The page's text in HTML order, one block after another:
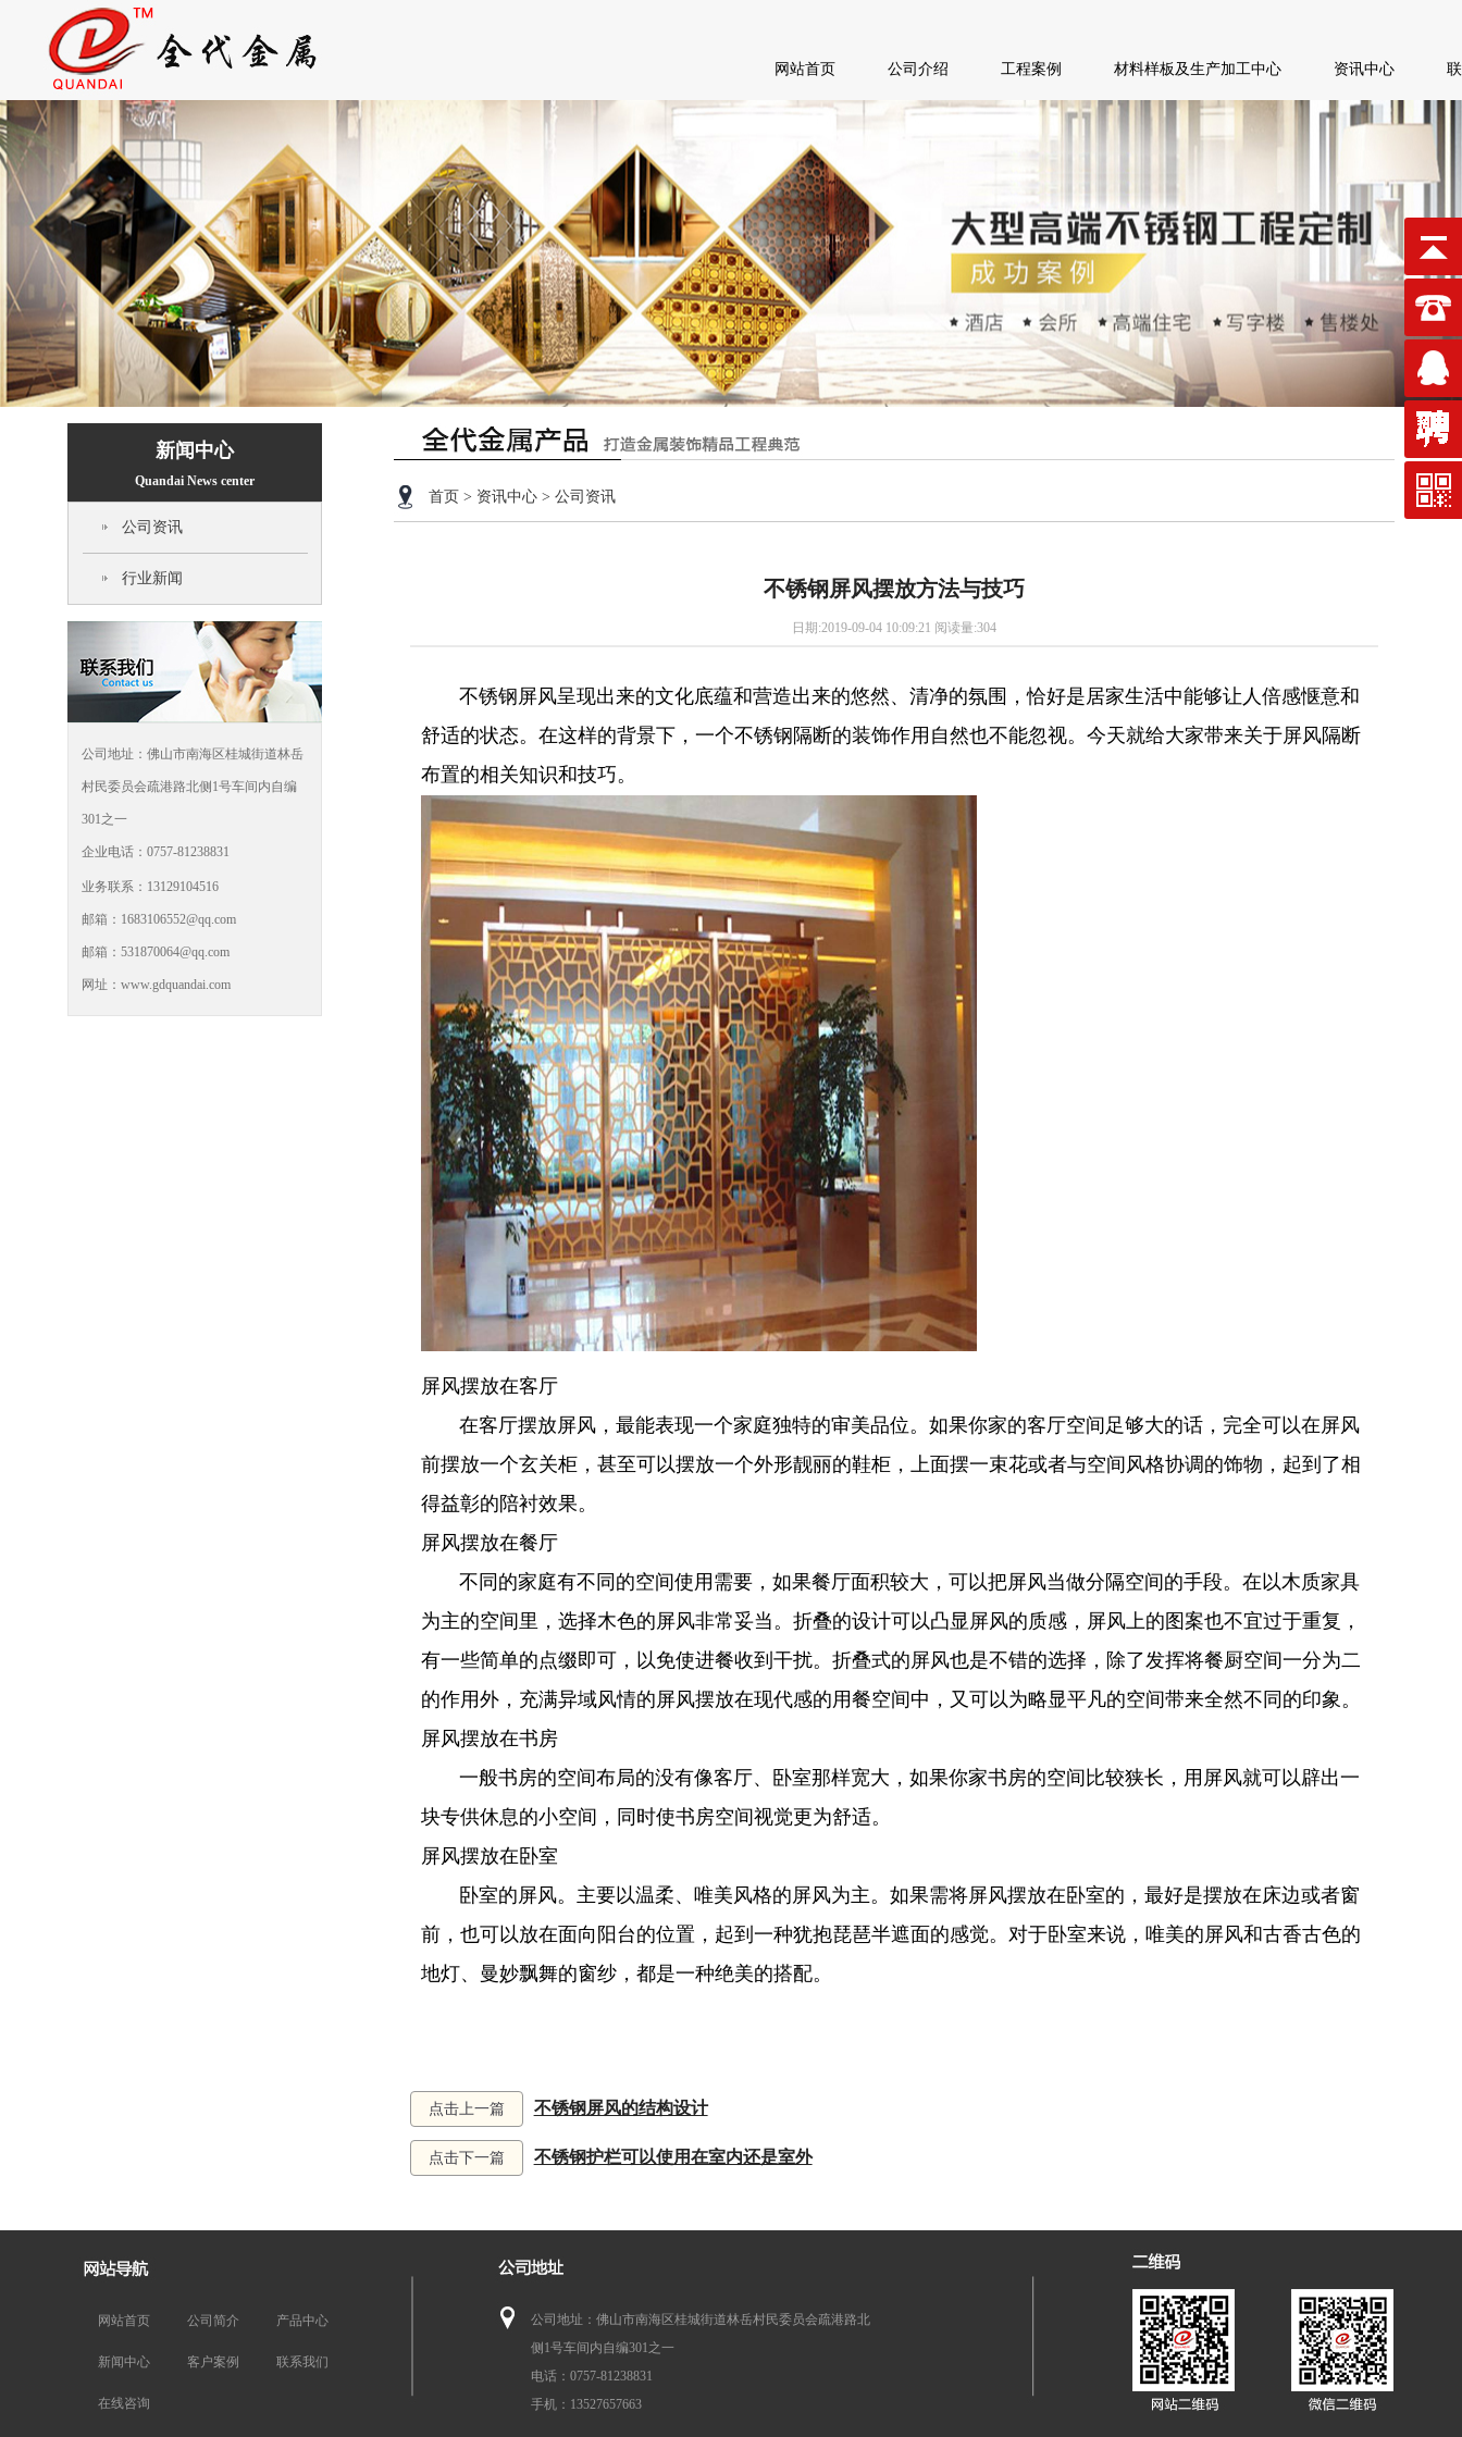
网站首页 公司介绍 工程案例 材料样板及生产加工中心 资讯中心
新闻中心
Quandai News center
公司资讯
行业新闻
公司地址：佛山市南海区桂城街道林岳
村民委员会疏港路北侧1号车间内自编
301之一
企业电话：0757-81238831
业务联系：13129104516
邮箱：1683106552@qq.com
邮箱：531870064@qq.com
网址：www.gdquandai.com
首页 > 资讯中心 > 公司资讯
不锈钢屏风摆放方法与技巧
日期:2019-09-04 10:09:21 阅读量:304
不锈钢屏风呈现出来的文化底蕴和营造出来的悠然、清净的氛围，恰好是居家生活中能够让人倍感惬意和
舒适的状态。在这样的背景下，一个不锈钢隔断的装饰作用自然也不能忽视。今天就给大家带来关于屏风隔断
布置的相关知识和技巧。
屏风摆放在客厅
在客厅摆放屏风，最能表现一个家庭独特的审美品位。如果你家的客厅空间足够大的话，完全可以在屏风
前摆放一个玄关柜，甚至可以摆放一个外形靓丽的鞋柜，上面摆一束花或者与空间风格协调的饰物，起到了相
得益彰的陪衬效果。
屏风摆放在餐厅
不同的家庭有不同的空间使用需要，如果餐厅面积较大，可以把屏风当做分隔空间的手段。在以木质家具
为主的空间里，选择木色的屏风非常妥当。折叠的设计可以凸显屏风的质感，屏风上的图案也不宜过于重复，
有一些简单的点缀即可，以免使进餐收到干扰。折叠式的屏风也是不错的选择，除了发挥将餐厨空间一分为二
的作用外，充满异域风情的屏风摆放在现代感的用餐空间中，又可以为略显平凡的空间带来全然不同的印象。
屏风摆放在书房
一般书房的空间布局的没有像客厅、卧室那样宽大，如果你家书房的空间比较狭长，用屏风就可以辟出一
块专供休息的小空间，同时使书房空间视觉更为舒适。
屏风摆放在卧室
卧室的屏风。主要以温柔、唯美风格的屏风为主。如果需将屏风摆放在卧室的，最好是摆放在床边或者窗
前，也可以放在面向阳台的位置，起到一种犹抱琵琶半遮面的感觉。对于卧室来说，唯美的屏风和古香古色的
地灯、曼妙飘舞的窗纱，都是一种绝美的搭配。
点击上一篇 不锈钢屏风的结构设计
点击下一篇 不锈钢护栏可以使用在室内还是室外
网站首页 公司简介 产品中心
新闻中心 客户案例 联系我们
在线咨询
公司地址：佛山市南海区桂城街道林岳村民委员会疏港路北
侧1号车间内自编301之一
电话：0757-81238831
手机：13527657663